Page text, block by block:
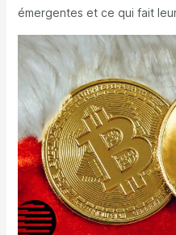
émergentes et ce qui fait